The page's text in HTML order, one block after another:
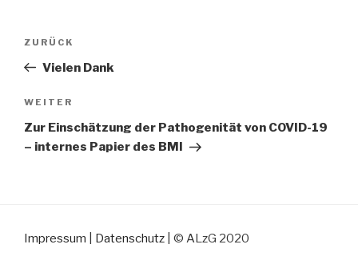
Beitragsnavigation
Vorheriger
Beitrag
ZURÜCK
Vielen Dank
Nächster
Beitrag
WEITER
Zur Einschätzung der Pathogenität von COVID-19
– internes Papier des BMI
Impressum Datenschutz | © ALzG 2020